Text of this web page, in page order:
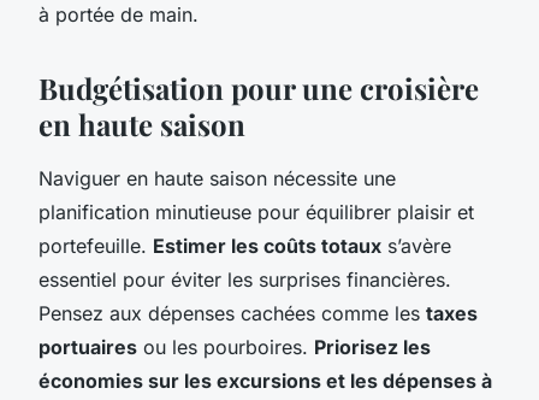
à portée de main.
Budgétisation pour une croisière
en haute saison
Naviguer en haute saison nécessite une
planification minutieuse pour équilibrer plaisir et
portefeuille. Estimer les coûts totaux s’avère
essentiel pour éviter les surprises financières.
Pensez aux dépenses cachées comme les taxes
portuaires ou les pourboires. Priorisez les
économies sur les excursions et les dépenses à